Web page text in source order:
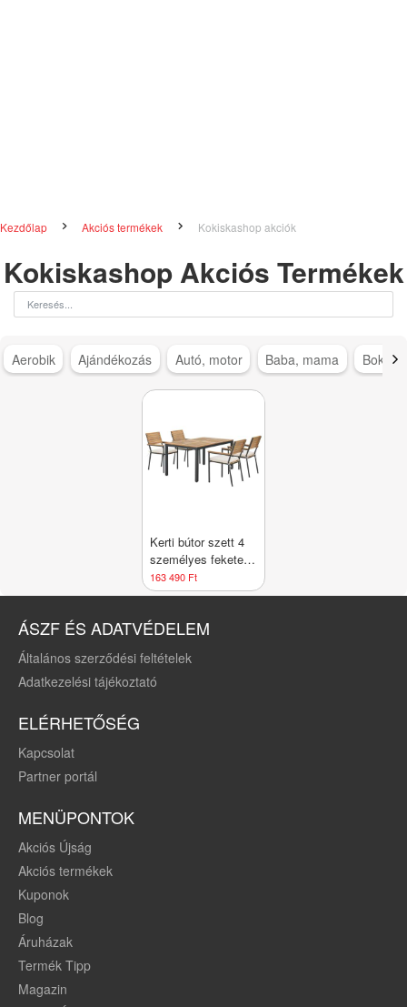
Kezdőlap Akciós termékek Kokiskashop akciók
Kokiskashop Akciós Termékek
Aerobik Ajándékozás Autó, motor Baba, mama
Kerti bútor szett 4
személyes fekete
fém kárpitozott
163 490 Ft
ÁSZF ÉS ADATVÉDELEM
Általános szerződési feltételek
Adatkezelési tájékoztató
ELÉRHETŐSÉG
Kapcsolat
Partner portál
MENÜPONTOK
Akciós Újság
Akciós termékek
Kuponok
Blog
Áruházak
Termék Tipp
Magazin